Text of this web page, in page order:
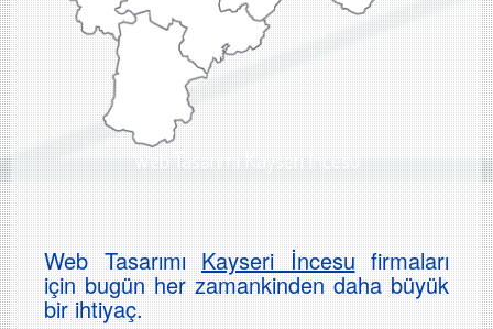
Web Tasarımı Kayseri İncesu
Web TasarımıKayseri İncesufirmaları
için bugün her zamankinden daha büyük
bir ihtiyaç.